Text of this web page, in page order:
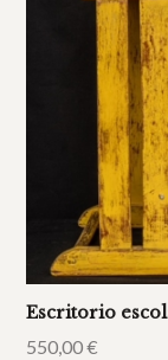
Escritorio
550,00€